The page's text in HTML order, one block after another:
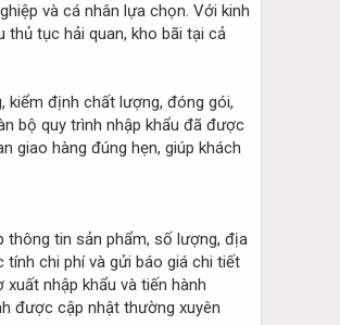
và cá nhân lựa chọn. Với kinh
thủ tục hải quan, kho bãi tại cả
kiểm định chất lượng, đóng gói,
bộ quy trình nhập khẩu đã được
giao hàng đúng hẹn, giúp khách
thông tin sản phẩm, số lượng, địa
tính chi phí và gửi báo giá chi tiết
nhập khẩu và tiến hành
được cập nhật thường xuyên